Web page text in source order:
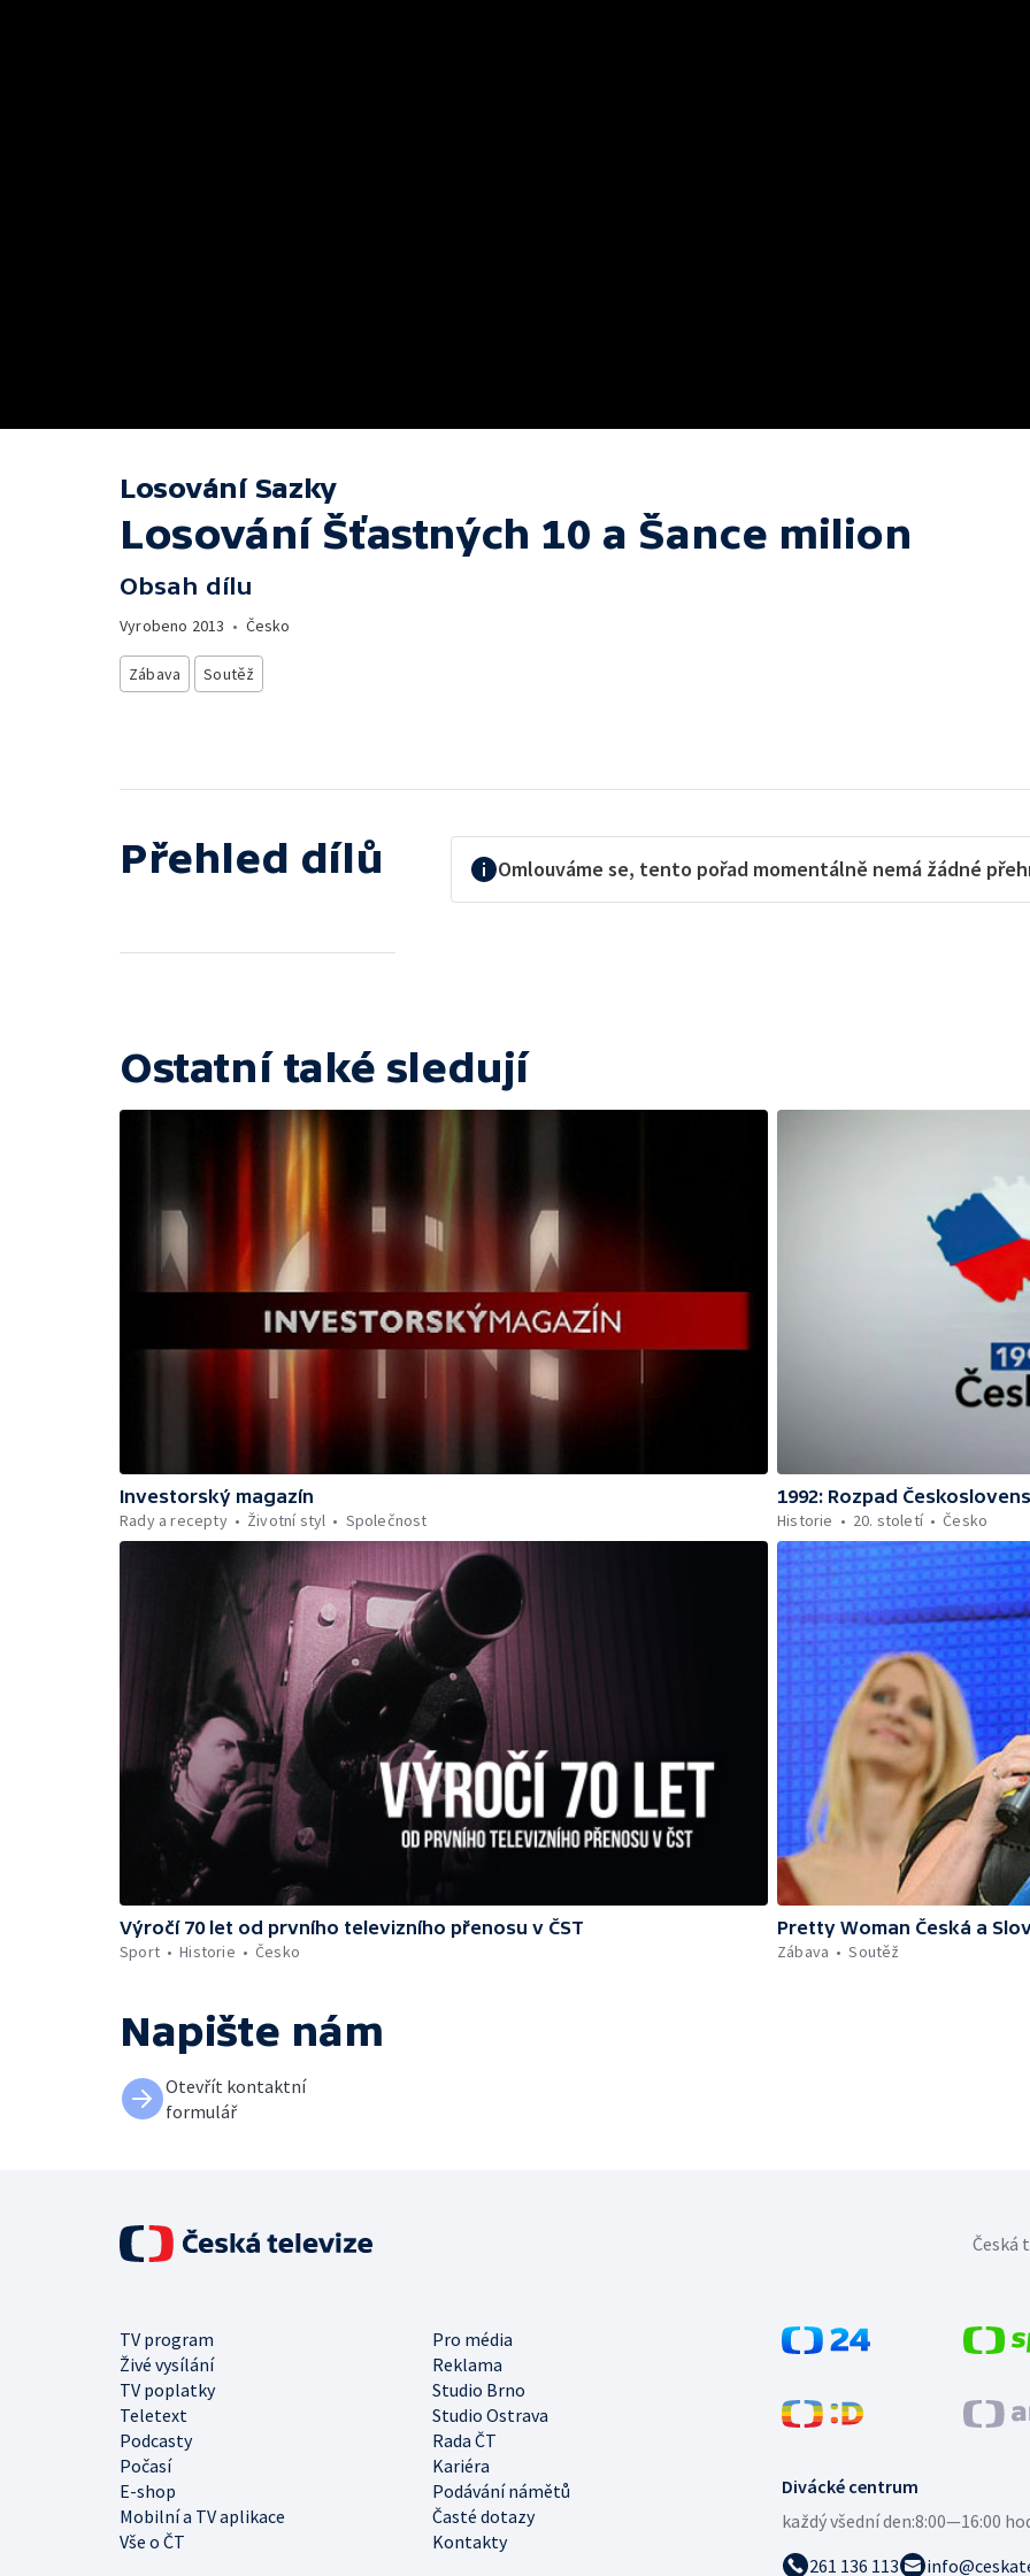
Losování Sazky
Losování Šťastných 10 a Šance milion
Obsah dílu
Vyrobeno 2013 • Česko
Zábava Soutěž
Přehled dílů Omlouváme se, tento pořad momentálně nemá žádné
Ostatní také sledují
Investorský magazín
Rady a recepty
Životní styl Společnost
1992: Rozpad
Historie
20. století Česko
Výročí 70 let od prvního televizního přenosu v ČST
Sport
Historie Česko
Pretty Woman Česká a
Zábava
Soutěž
Napište nám
Otevřít kontaktní
formulář
Divácké centrum
každý všední den:8:00—16:00
261 136 113
TV program
Pro média
Živé vysílání
Reklama
TV poplatky
Studio Brno
Teletext
Studio Ostrava
Podcasty
Rada ČT
Počasí
Kariéra
E-shop
Podávání námětů
Mobilní a TV aplikace
Časté dotazy
Vše o ČT
Kontakty
Česká